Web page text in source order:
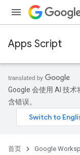
Apps Script
Google 会使用 AI 技
含错误。
首页 Google